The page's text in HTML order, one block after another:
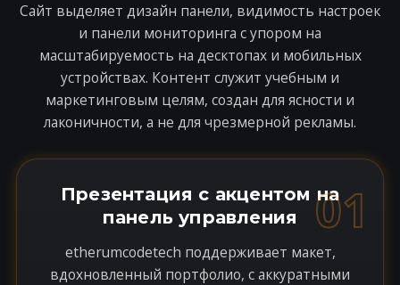
Сайт выделяет дизайн панели, видимость настроек
и панели мониторинга с упором на
масштабируемость на десктопах и мобильных
устройствах. Контент служит учебным и
маркетинговым целям, создан для ясности и
лаконичности, а не для чрезмерной рекламы.
01
Презентация с акцентом на
панель управления
etherumcodetech поддерживает макет,
вдохновленный портфолио, с аккуратными